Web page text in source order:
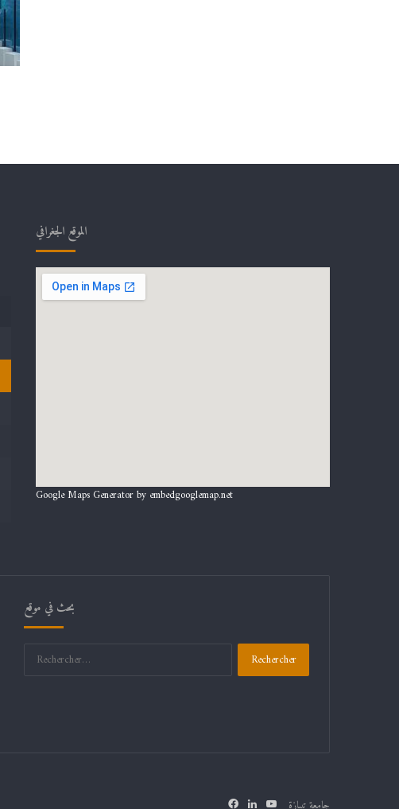
الموقع الجغرافي
Google Maps Generator by embedgooglemap.net
بحث في موقع
Rechercher :
جامعة تيبازة Facebook
LinkedinYouTube